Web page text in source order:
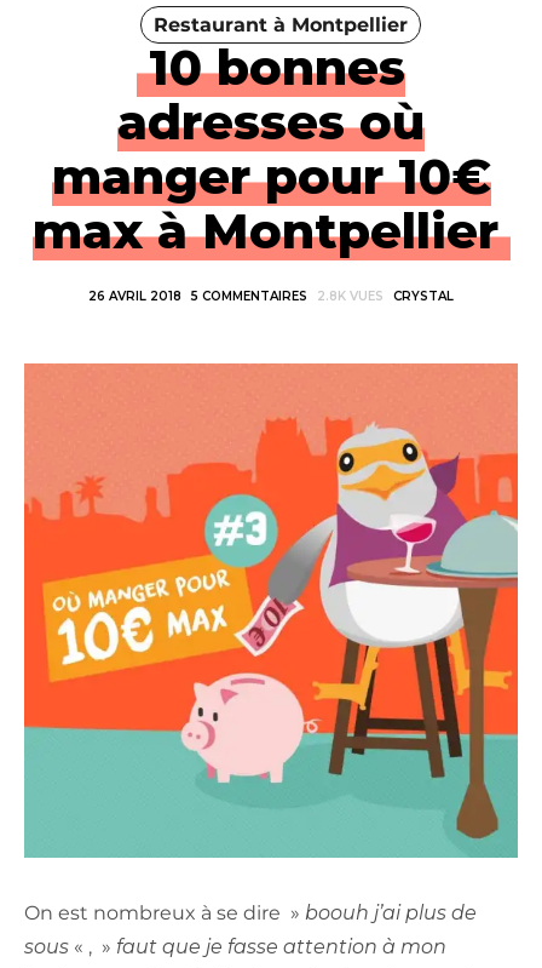
Restaurant à Montpellier
10 bonnes
adresses où
manger pour 10€
max à Montpellier
26 AVRIL 2018 5 COMMENTAIRES 2.8K VUES CRYSTAL
On est nombreux à se dire » boouh j’ai plus de
sous « , » faut que je fasse attention à mon